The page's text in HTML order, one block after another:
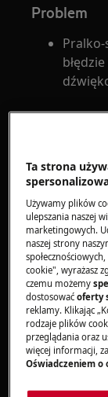
Problem
1.
W razie
Będzie
2. Należy
między
Ta strona
Używamy plików
ulepszania naszej
marketingowych.
naszej strony
cookie", wyrażasz
czemu możemy
dostosowaćoferty
reklamy. Klikając
rodzaje plików
przeglądania oraz
więcej informacji,
Oświadczeniem o